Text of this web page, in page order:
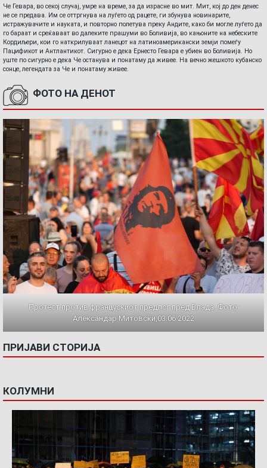
Че Гевара, во секој случај, умре на време, за да израсне во мит. Мит, кој до ден денес
не се предава. Им се оттргнува на луѓето од рацете, ги збунува новинарите,
истражувачите и науката, и повторно полетува преку Андите, како би могле луѓето да
го бараат и среќаваат во далеките прашуми во Боливија, во кањоните на небеските
Кордиљери, кои го наткрилуваат ланецот на латиноамерикански земји помеѓу
Пацификот и Антлантикот. Сигурно е дека Ернесто Гевара е убиен во Боливија. Но
уште по сигурно е дека Че останува и понатаму да живее. На вечно жешкото кубанско
сонце, легендата за Че и понатаму живее.
ФОТО НА ДЕНОТ
Протест против францускиот предлог пред Влада. Фото:
Александар Митовски,03.06.2022
ПРИЈАВИ СТОРИЈА
КОЛУМНИ